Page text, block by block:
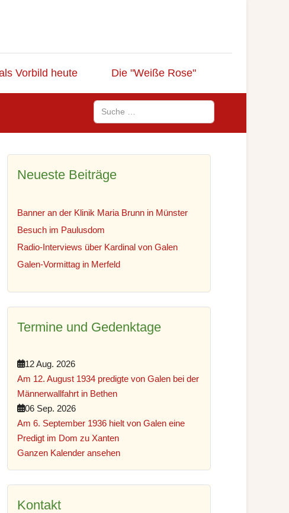
Vorbild heute Die "Weiße Rose"
Suchen
Neueste Beiträge
Banner an der Klinik Maria Brunn in Münster
Besuch im Paulusdom
Radio-Interviews über Kardinal von Galen
Galen-Vormittag in Merfeld
Termine und Gedenktage
12 Aug. 2026
Am 12. August 1934 predigte von Galen bei der
Männerwallfahrt in Bethen
06 Sep. 2026
Am 6. September 1936 hielt von Galen eine
Predigt im Dom zu Xanten
Ganzen Kalender ansehen
Kontakt